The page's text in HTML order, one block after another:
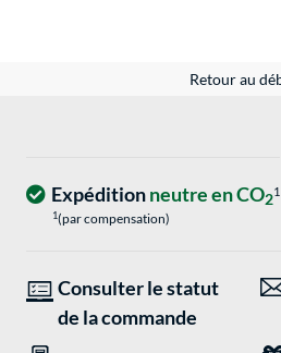
Retour au
Expéditionneutre en CO21
1(par compensation)
Consulter le statut
de la commande